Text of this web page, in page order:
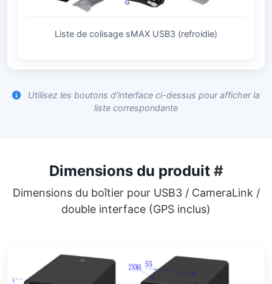
Liste de colisage sMAX USB3 (refroidie)
Utilisez les boutons d'interface ci-dessus pour afficher la
liste correspondante
Dimensions du produit #
Dimensions du boîtier pour USB3 / CameraLink /
double interface (GPS inclus)